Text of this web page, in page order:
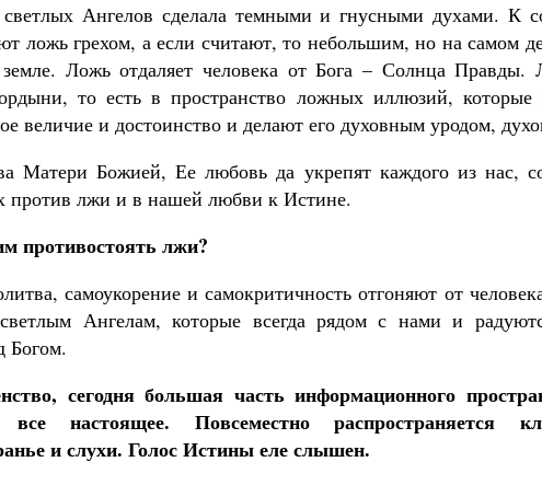
Ангелов сделала темными и гнусными духами. К
ложь грехом, а если считают, то небольшим, но на самом
земле. Ложь отдаляет человека от Бога – Солнца Правды.
то есть в пространство ложных иллюзий,
величие и достоинство и делают его духовным уродом,
Матери Божией, Ее любовь да укрепят каждого из нас,
против лжи и в нашей любви к Истине.
противостоять лжи?
самоукорение и самокритичность отгоняют от
Ангелам, которые всегда рядом с нами и
Богом.
сегодня большая часть информационного
настоящее. Повсеместно распространяется
и слухи. Голос Истины еле слышен.